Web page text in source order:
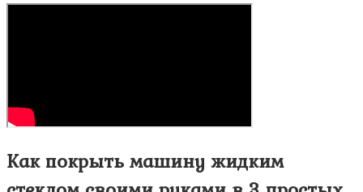
Как покрыть машину жидким